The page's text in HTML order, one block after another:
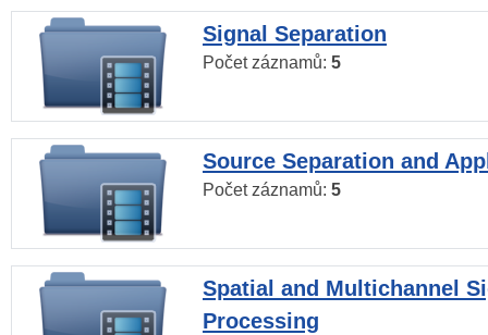
Signal Separation
Počet záznamů: 5
Source Separation and
Počet záznamů: 5
Spatial and Multichannel
Processing